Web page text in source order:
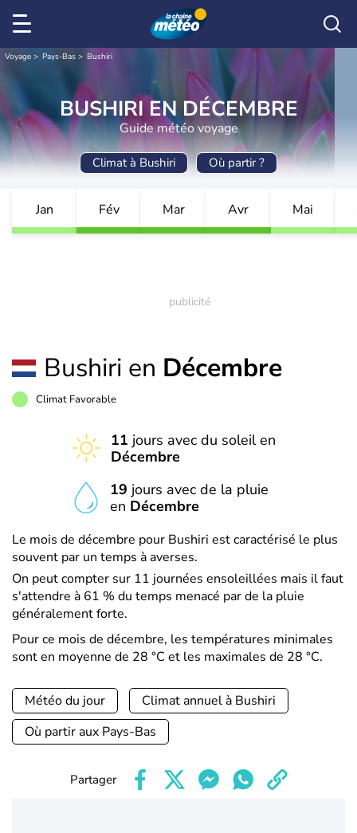
Voyage Pays-Bas Bushiri
BUSHIRI EN DÉCEMBRE
Guide météo voyage
Climat à Bushiri Où partir ?
Jan Fév Mar Avr Mai
Bushiri en Décembre
Climat Favorable
11 jours avec du soleil en
Décembre
19 jours avec de la pluie
en Décembre
Le mois de décembre pour Bushiri est caractérisé le plus
souvent par un temps à averses.
On peut compter sur 11 journées ensoleillées mais il faut
s'attendre à 61 % du temps menacé par de la pluie
généralement forte.
Pour ce mois de décembre, les températures minimales
sont en moyenne de 28 °C et les maximales de 28 °C.
Météo du jour
Climat annuel à Bushiri
Où partir aux Pays-Bas
Partager